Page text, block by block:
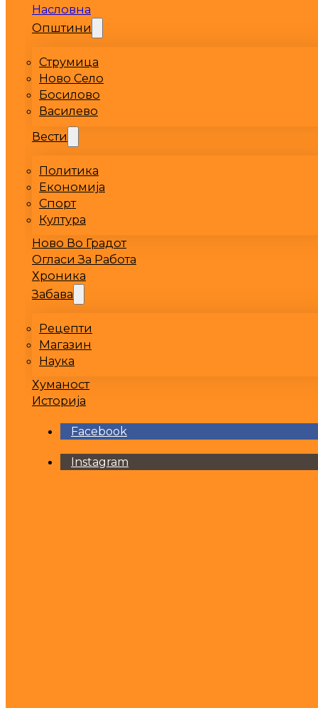
Насловна
Општини
Струмица
Ново Село
Босилово
Василево
Вести
Политика
Економија
Спорт
Култура
Ново Во Градот
Огласи За Работа
Хроника
Забава
Рецепти
Магазин
Наука
Хуманост
Историја
Facebook
Instagram